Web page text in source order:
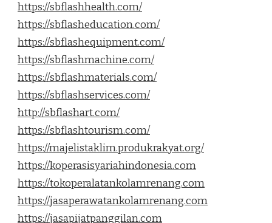
https://sbflashhealth.com/
https://sbflasheducation.com/
https://sbflashequipment.com/
https://sbflashmachine.com/
https://sbflashmaterials.com/
https://sbflashservices.com/
http://sbflashart.com/
https://sbflashtourism.com/
https://majelistaklim.produkrakyat.org/
https://koperasisyariahindonesia.com
https://tokoperalatankolamrenang.com
https://jasaperawatankolamrenang.com
https://jasapijatpanggilan.com